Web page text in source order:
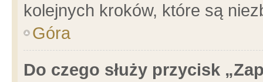
kolejnych kroków, które są
Góra
Do czego służy przycisk